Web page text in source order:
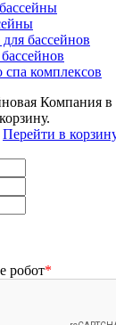
бассейнов
спа комплексов
Компания
Перейти в
робот*